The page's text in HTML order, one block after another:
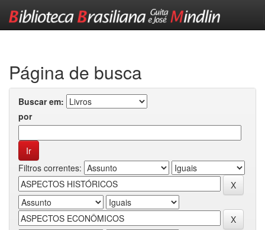
Página de busca
Buscar em:
por
Filtros correntes: